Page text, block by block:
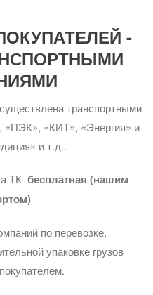
-
транспортными
«ПЭК», «КИТ», «Энергия» и
и т.д..
ТК бесплатная (нашим
по перевозке,
упаковке грузов